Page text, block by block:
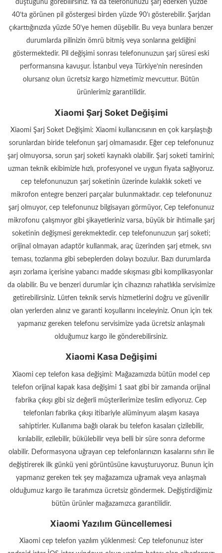
düştüğünü görebilirsiniz. Ya da telefonunuzu şarj ederken yüzde
40’ta görünen pil göstergesi birden yüzde 90’ı gösterebilir. Şarjdan
çıkarttığınızda yüzde 50’ye hemen düşebilir. Bu veya bunlara benzer
durumlarda pilinizin ömrü bitmiş veya sonlarına geldiğini
göstermektedir. Pil değişimi sonrası telefonunuzun şarj süresi eski
performansına kavuşur. İstanbul veya Türkiye’nin neresinden
olursanız olun ücretsiz kargo hizmetimiz mevcuttur. Bütün
ürünlerimiz garantilidir.
Xiaomi Şarj Soket Değişimi
Xiaomi Şarj Soket Değişimi: Xiaomi kullanıcısının en çok karşılaştığı
sorunlardan biride telefonun şarj olmamasıdır. Eğer cep telefonunuz
şarj olmuyorsa, sorun şarj soketi kaynaklı olabilir. Şarj soketi tamirini;
uzman teknik ekibimizle hızlı, profesyonel ve uygun fiyata sağlıyoruz.
cep telefonunuzun şarj soketinin üzerinde kulaklık soketi ve
mikrofon entegre benzeri parçalar bulunmaktadır. cep telefonunuz
şarj olmuyor, cep telefonunuz bilgisayarı görmüyor, Cep telefonunuz
mikrofonu çalışmıyor gibi şikayetleriniz varsa, büyük bir ihtimalle şarj
soketinin değişmesi gerekmektedir. cep telefonunuzun şarj soketi;
orijinal olmayan adaptör kullanmak, araç üzerinden şarj etmek, sıvı
teması, tozlanma gibi sebeplerden dolayı bozulur. Bazı durumlarda
aşırı zorlama içerisine yabancı madde sıkışması gibi komplikasyonlar
da olabilir. Bu ve benzeri durumlar için cihazınızı rahatlıkla servisimize
getirebilirsiniz. Lütfen teknik servis hizmetlerini doğru ve güvenilir
olan yerlerden alınız ve garanti koşullarını inceleyiniz. Onun için tek
yapmanız gereken telefonu servisimize yada ücretsiz anlaşmalı
olduğumuz kargo ile gönderebilirsiniz.
Xiaomi Kasa Değişimi
Xiaomi cep telefon kasa değişimi: Mağazamızda bütün model cep
telefon orijinal kapak kasa değişimi 1 saat gibi bir zamanda orijinal
fabrika çıkışı gibi siz değerli müşterilerimize teslim ediyoruz. Cep
telefonları fabrika çıkışı itibariyle alüminyum alaşım kasaya
sahiptirler. Kullanıma bağlı olarak bu telefon kasaları çizilebilir,
kırılabilir, ezilebilir, bükülebilir veya belli bir süre sonra deforme
olabilir. Deformasyona uğrayan cep telefonlarınızın kasalarını sıfırı ile
değiştirerek ilk günkü yeni görüntüsüne kavuşturuyoruz. Bunun için
yapmanız gereken tek şey mağazamıza uğramak veya anlaşmalı
olduğumuz kargo ile tarafımıza ücretsiz göndermek. Değiştirdiğimiz
bütün ürünler mağazamızca garantilidir.
Xiaomi Yazılım Güncellemesi
Xiaomi cep telefon yazılım yüklenmesi: Cep telefonunuz ister